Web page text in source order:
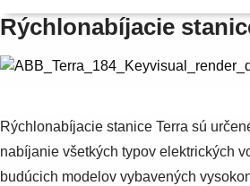
Produkty a riešenia
Priemyselné odvetvia
O nás
Kontaktuje nás
Kariéra
Rýchlonabíjacie
Rýchlonabíjacie stanice Terra sú
nabíjanie všetkých typov elektrických
budúcich modelov vybavených